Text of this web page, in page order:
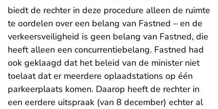
biedt de rechter in deze procedure alleen de ruimte
te oordelen over een belang van Fastned – en de
verkeersveiligheid is geen belang van Fastned, die
heeft alleen een concurrentiebelang. Fastned had
ook geklaagd dat het beleid van de minister niet
toelaat dat er meerdere oplaadstations op één
parkeerplaats komen. Daarop heeft de rechter in
een eerdere uitspraak (van 8 december) echter al